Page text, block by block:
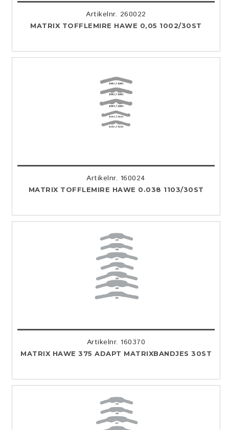
Artikelnr. 260022
MATRIX TOFFLEMIRE HAWE 0,05 1002/30ST
Artikelnr. 160024
MATRIX TOFFLEMIRE HAWE 0.038 1103/30ST
Artikelnr. 160370
MATRIX HAWE 375 ADAPT MATRIXBANDJES 30ST